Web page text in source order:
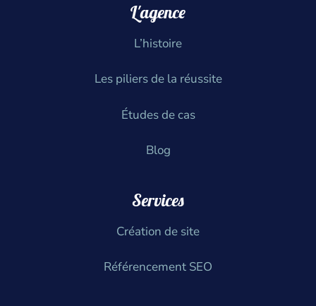
L'agence
L’histoire
Les piliers de la réussite
Études de cas
Blog
Services
Création de site
Référencement SEO